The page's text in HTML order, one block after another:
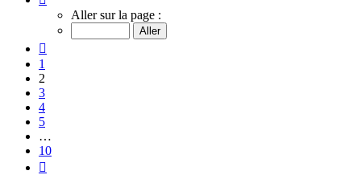
sur
Aller sur la page :
1
2
3
4
5
…
10